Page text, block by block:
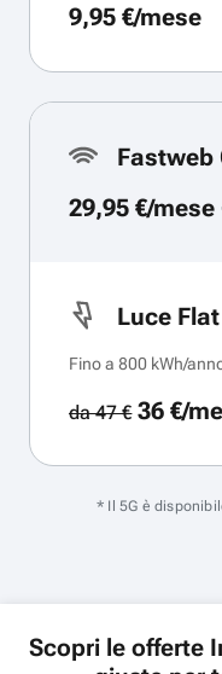
9,95 €/mese
Fastweb
29,95 €/mese
Luce
Fino a 800 kWh/
da 47 €36 €/
* Il 5G è
Scopri le offerte